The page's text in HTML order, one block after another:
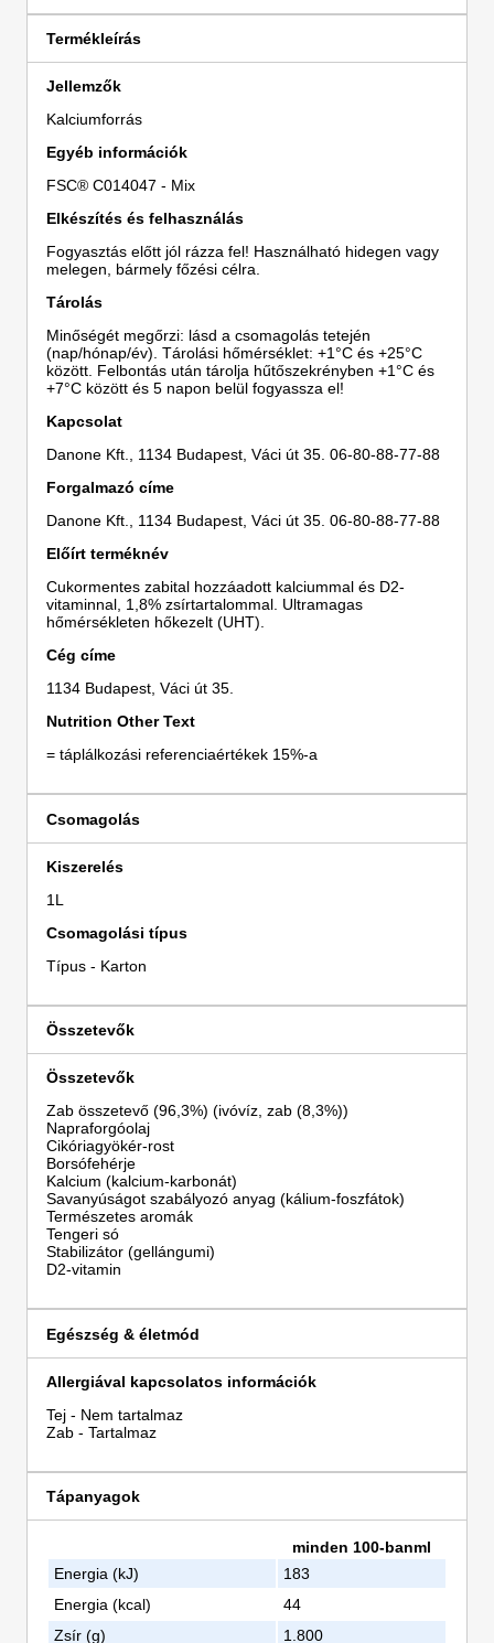
Termékleírás
Jellemzők
Kalciumforrás
Egyéb információk
FSC® C014047 - Mix
Elkészítés és felhasználás
Fogyasztás előtt jól rázza fel! Használható hidegen vagy
melegen, bármely főzési célra.
Tárolás
Minőségét megőrzi: lásd a csomagolás tetején
(nap/hónap/év). Tárolási hőmérséklet: +1°C és +25°C
között. Felbontás után tárolja hűtőszekrényben +1°C és
+7°C között és 5 napon belül fogyassza el!
Kapcsolat
Danone Kft., 1134 Budapest, Váci út 35. 06-80-88-77-88
Forgalmazó címe
Danone Kft., 1134 Budapest, Váci út 35. 06-80-88-77-88
Előírt terméknév
Cukormentes zabital hozzáadott kalciummal és D2-
vitaminnal, 1,8% zsírtartalommal. Ultramagas
hőmérsékleten hőkezelt (UHT).
Cég címe
1134 Budapest, Váci út 35.
Nutrition Other Text
= táplálkozási referenciaértékek 15%-a
Csomagolás
Kiszerelés
1L
Csomagolási típus
Típus - Karton
Összetevők
Összetevők
Zab összetevő (96,3%) (ivóvíz, zab (8,3%))
Napraforgóolaj
Cikóriagyökér-rost
Borsófehérje
Kalcium (kalcium-karbonát)
Savanyúságot szabályozó anyag (kálium-foszfátok)
Természetes aromák
Tengeri só
Stabilizátor (gellángumi)
D2-vitamin
Egészség & életmód
Allergiával kapcsolatos információk
Tej - Nem tartalmaz
Zab - Tartalmaz
Tápanyagok
minden 100-banml
Energia (kJ)
183
Energia (kcal)
44
Zsír (g)
1.800